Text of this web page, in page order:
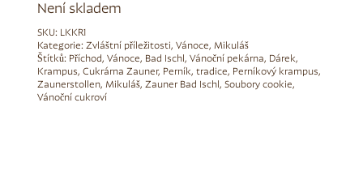
Není skladem
SKU: LKKR1
Kategorie: Zvláštní příležitosti, Vánoce, Mikuláš
Štítků: Příchod, Vánoce, Bad Ischl , Vánoční pekárna, Dárek,
Krampus, Cukrárna Zauner, Perník, tradice, Perníkový krampus,
Zaunerstollen, Mikuláš, Zauner Bad Ischl , Soubory cookie,
Vánoční cukroví